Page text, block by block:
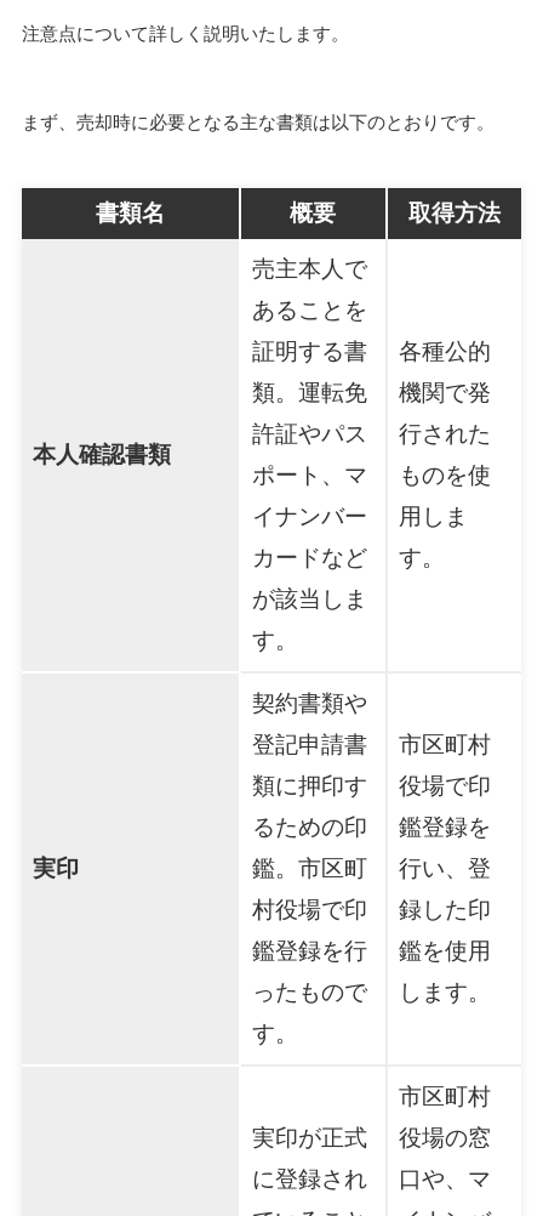
注意点について詳しく説明いたします。
まず、売却時に必要となる主な書類は以下のとおりです。
書類名 概要 取得方法
本人確認書類
売主本人で
あることを
証明する書
類。運転免
許証やパス
ポート、マ
イナンバー
カードなど
が該当しま
す。
各種公的
機関で発
行された
ものを使
用しま
す。
実印
契約書類や
登記申請書
類に押印す
るための印
鑑。市区町
村役場で印
鑑登録を行
ったもので
す。
市区町村
役場で印
鑑登録を
行い、登
録した印
鑑を使用
します。
実印が正式
に登録され
市区町村
役場の窓
口や、マ